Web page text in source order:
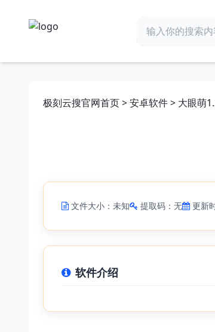
极刻云搜官网首页>安卓软件> 大眼萌
文件大小：未知 提取码：无 更新
软件介绍